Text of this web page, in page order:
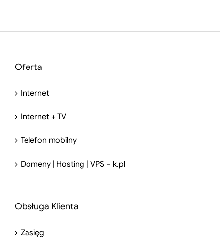
Oferta
Internet
Internet + TV
Telefon mobilny
Domeny | Hosting | VPS – k.pl
Obsługa Klienta
Zasięg